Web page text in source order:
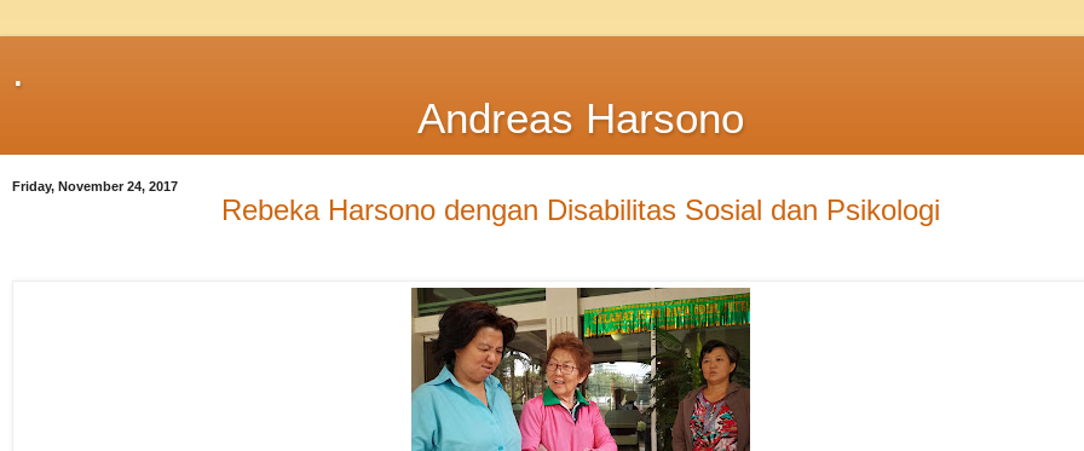
.
Andreas Harsono
Friday, November 24, 2017
Rebeka Harsono dengan Disabilitas Sosial dan Psikologi